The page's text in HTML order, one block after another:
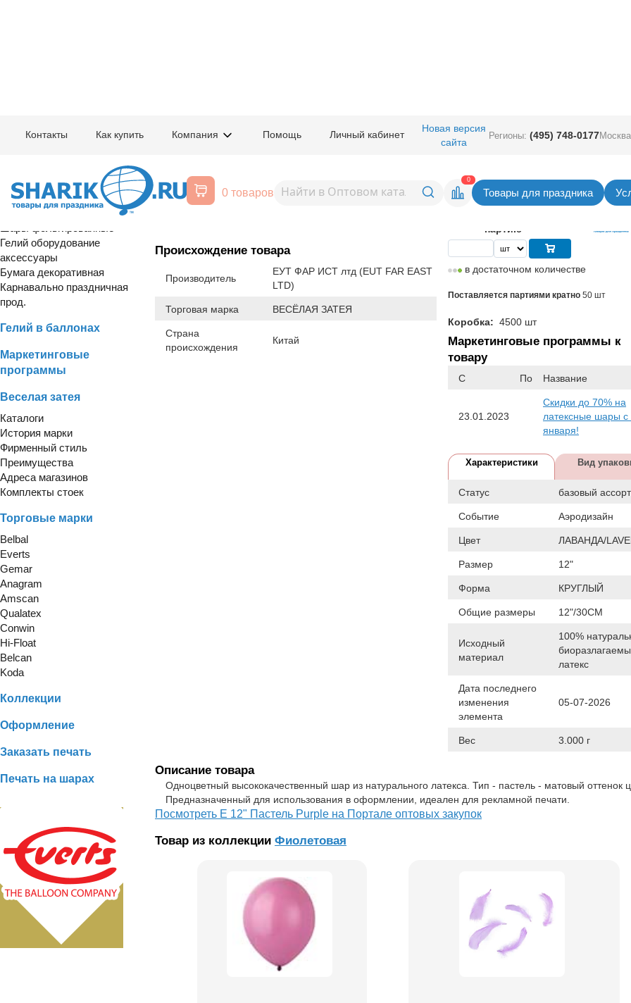
Контакты Как купить Компания Помощь Личный кабинет
Новая версия
сайта
Регионы: (495) 748-0177
0 товаров
0
Товары для праздника
Расширенный поиск
Шары латексные
Гелий оборудование
аксессуары
Бумага декоративная
Карнавально праздничная
прод.
Гелий в баллонах
Маркетинговые
программы
Веселая затея
Каталоги
История марки
Фирменный стиль
Преимущества
Адреса магазинов
Комплекты стоек
Торговые марки
Belbal
Everts
Gemar
Anagram
Amscan
Qualatex
Conwin
Hi-Float
Belcan
Koda
Коллекции
Оформление
Заказать печать
Печать на шарах
1102-1355 Вернуться в раздел ЕУТ 12"
Происхождение товара
Производитель
ЕУТ ФАР ИСТ лтд (EUT FAR EAST
LTD)
Торговая марка ВЕСЁЛАЯ ЗАТЕЯ
Страна
происхождения
Китай
3,35руб. за шт
партию
в достаточном количестве
Поставляется партиями кратно 50 шт
Коробка: 4500 шт
Маркетинговые программы к
товару
С По Название
23.01.2023
Скидки до 70% на
латексные шары с
января!
Характеристики Вид
Статус базовый
Событие Аэродизайн
Цвет ЛАВАНДА/
Размер 12"
Форма КРУГЛЫЙ
Общие размеры 12"/30СМ
Исходный
материал
100%
латекс
Дата последнего
изменения
элемента
05-07-2026
Вес 3.000 г
Описание товара
Одноцветный высококачественный шар из натурального латекса. Тип - пастель - матовый оттенок
Предназначенный для использования в оформлении, идеален для рекламной печати.
Посмотреть Е 12" Пастель Purple на Портале оптовых закупок
Товар из коллекции Фиолетовая